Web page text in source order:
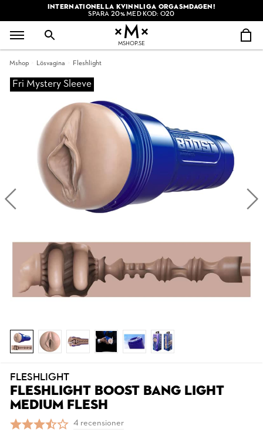
INTERNATIONELLA KVINNLIGA ORGASMDAGEN!
SPARA 20% MED KOD: O20
MSHOP.SE
Mshop Lösvagina Fleshlight
Fri Mystery Sleeve
FLESHLIGHT
FLESHLIGHT BOOST BANG LIGHT
MEDIUM FLESH
4 recensioner